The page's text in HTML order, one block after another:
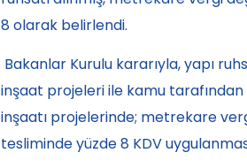
8 olarak belirlendi.
Bakanlar Kurulu kararıyla, yapı
inşaat projeleri ile kamu
inşaatı projelerinde; metrekare
tesliminde yüzde 8 KDV